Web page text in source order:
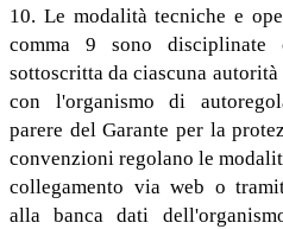
10. Le modalità tecniche e
comma 9 sono disciplinate
sottoscritta da ciascuna
con l'organismo di
parere del Garante per la
convenzioni regolano le
collegamento via web o
alla banca dati